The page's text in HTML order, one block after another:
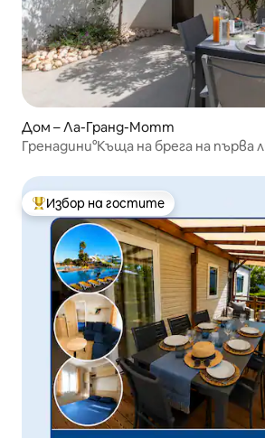
Дом – Ла-Гранд-Мотт
Гренадини°Къща на брега на първа
Най-популярен избор на гостите
Избор на гостите